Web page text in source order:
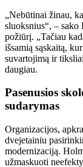
„Nebūtinai žinau,
sluoksnius“, – sako
požiūrį. „Tačiau
išsamią sąskaitą,
suvartojimą ir
daugiau.
Pasenusios
sudarymas
Organizacijos,
dvejetainiu
modernizaciją.
užmaskuoti